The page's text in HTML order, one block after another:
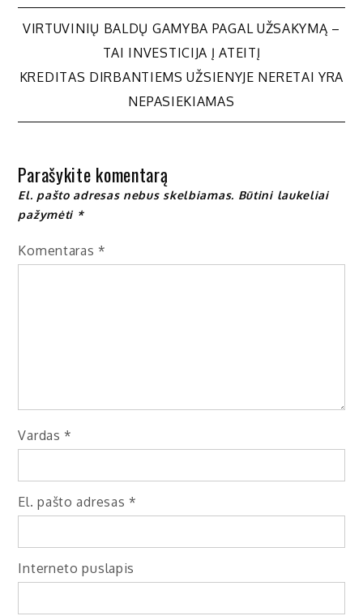
Navigacija
tarp
įrašų
VIRTUVINIŲ BALDŲ GAMYBA PAGAL UŽSAKYMĄ –
TAI INVESTICIJA Į ATEITĮ
KREDITAS DIRBANTIEMS UŽSIENYJE NERETAI YRA
NEPASIEKIAMAS
Parašykite komentarą
El. pašto adresas nebus skelbiamas. Būtini laukeliai
pažymėti *
Komentaras *
Vardas *
El. pašto adresas *
Interneto puslapis